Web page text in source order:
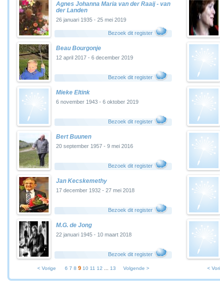
Agnes Johanna Maria van der Raaij - van
der Landen
26 januari 1935 - 25 mei 2019
Bezoek dit register
Beau Bourgonje
12 april 2017 - 6 december 2019
Bezoek dit register
Mieke Eltink
6 november 1943 - 6 oktober 2019
Bezoek dit register
Bert Buunen
20 september 1957 - 9 mei 2016
Bezoek dit register
Jan Kecskemethy
17 december 1932 - 27 mei 2018
Bezoek dit register
M.G. de Jong
22 januari 1945 - 10 maart 2018
Bezoek dit register
< Vorige 6 7 8 9 10 11 12 13 Volgende > <